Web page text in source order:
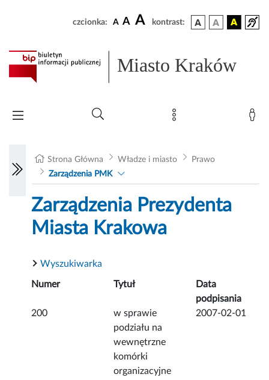
czcionka: A A A kontrast:
Miasto Kraków
Strona Główna Władze i miasto
Prawo
Zarządzenia PMK
Zarządzenia Prezydenta
Miasta Krakowa
Wyszukiwarka
Numer Tytuł
Data
podpisania
200
w sprawie
podziału na
wewnętrzne
komórki
organizacyjne
2007-02-01